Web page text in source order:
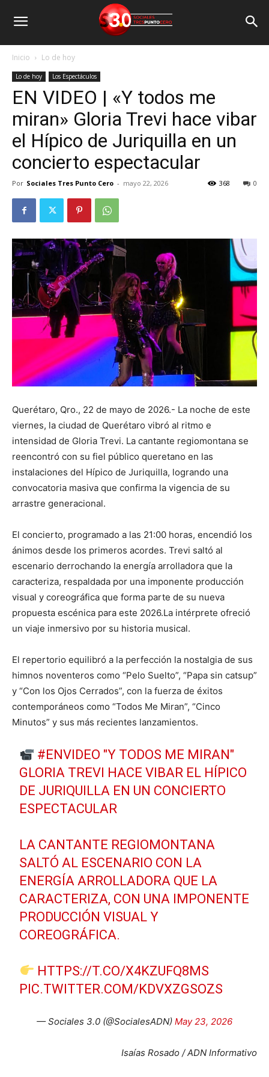
Inicio Lo de hoy
Lo de hoy Los Espectáculos
EN VIDEO | «Y todos me
miran» Gloria Trevi hace vibar
el Hípico de Juriquilla en un
concierto espectacular
Por Sociales Tres Punto Cero - mayo 22, 2026 0
368
Querétaro, Qro., 22 de mayo de 2026.- La noche de este
viernes, la ciudad de Querétaro vibró al ritmo e
intensidad de Gloria Trevi. La cantante regiomontana se
reencontró con su fiel público queretano en las
instalaciones del Hípico de Juriquilla, logrando una
convocatoria masiva que confirma la vigencia de su
arrastre generacional.
El concierto, programado a las 21:00 horas, encendió los
ánimos desde los primeros acordes. Trevi saltó al
escenario derrochando la energía arrolladora que la
caracteriza, respaldada por una imponente producción
visual y coreográfica que forma parte de su nueva
propuesta escénica para este 2026.La intérprete ofreció
un viaje inmersivo por su historia musical.
El repertorio equilibró a la perfección la nostalgia de sus
himnos noventeros como “Pelo Suelto”, “Papa sin catsup”
y “Con los Ojos Cerrados”, con la fuerza de éxitos
contemporáneos como “Todos Me Miran”, “Cinco
Minutos” y sus más recientes lanzamientos.
#ENVIDEO "Y TODOS ME MIRAN"
GLORIA TREVI HACE VIBAR EL HÍPICO
DE JURIQUILLA EN UN CONCIERTO
ESPECTACULAR
LA CANTANTE REGIOMONTANA
SALTÓ AL ESCENARIO CON LA
ENERGÍA ARROLLADORA QUE LA
CARACTERIZA, CON UNA IMPONENTE
PRODUCCIÓN VISUAL Y
COREOGRÁFICA.
HTTPS://T.CO/X4KZUFQ8MS
PIC.TWITTER.COM/KDVXZGSOZS
— Sociales 3.0 (@SocialesADN) May 23, 2026
Isaías Rosado / ADN Informativo